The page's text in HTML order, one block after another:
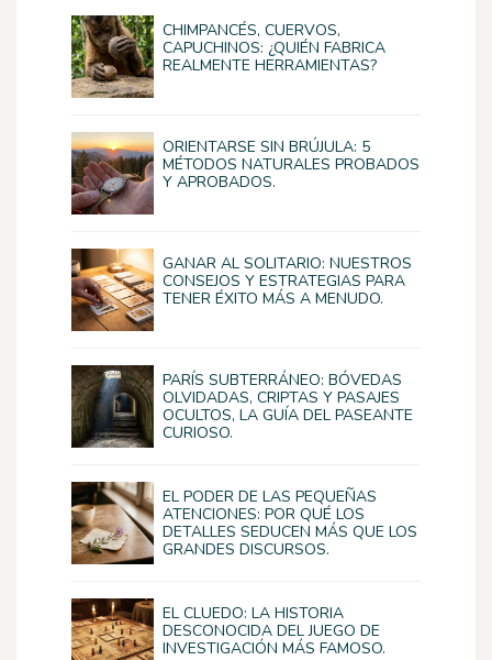
CHIMPANCÉS, CUERVOS,
CAPUCHINOS: ¿QUIÉN FABRICA
REALMENTE HERRAMIENTAS?
ORIENTARSE SIN BRÚJULA: 5
MÉTODOS NATURALES PROBADOS
Y APROBADOS.
GANAR AL SOLITARIO: NUESTROS
CONSEJOS Y ESTRATEGIAS PARA
TENER ÉXITO MÁS A MENUDO.
PARÍS SUBTERRÁNEO: BÓVEDAS
OLVIDADAS, CRIPTAS Y PASAJES
OCULTOS, LA GUÍA DEL PASEANTE
CURIOSO.
EL PODER DE LAS PEQUEÑAS
ATENCIONES: POR QUÉ LOS
DETALLES SEDUCEN MÁS QUE LOS
GRANDES DISCURSOS.
EL CLUEDO: LA HISTORIA
DESCONOCIDA DEL JUEGO DE
INVESTIGACIÓN MÁS FAMOSO.